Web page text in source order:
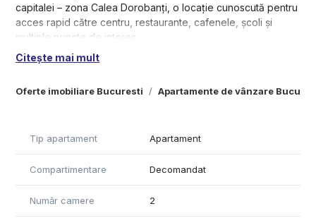
Oferte imobiliare Bucuresti Apartamente de vânzare
capitalei – zona Calea Dorobanți, o locație cunoscută pentru
acces rapid către centru, restaurante, cafenele, școli și
multiple puncte de interes.
Apartamentul este amplasat la parter, un avantaj important
- posibilitate ideală pentru birou, cabinet sau investiție;
Imobilul este reabilitat termic, aspect ce oferă un plus de
confort, eficiență energetică și un aspect îngrijit al blocului.
Compartimentarea este decomandată, oferind spații bine
Citește mai mult
Tip apartament Apartament
Compartimentare Decomandat
Număr camere 2